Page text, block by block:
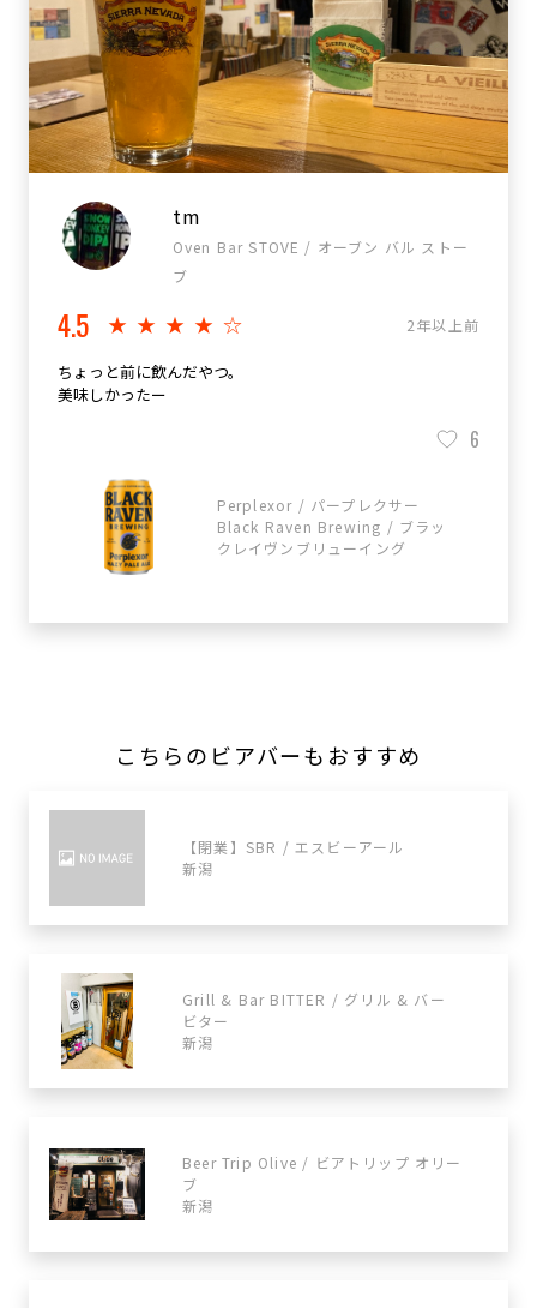
tm
Oven Bar STOVE / オーブン バル ストー
ブ
4.5 ★★★★☆ 2年以上前
ちょっと前に飲んだやつ。
美味しかったー
6
Perplexor / パープレクサー
Black Raven Brewing / ブラッ
クレイヴンブリューイング
こちらのビアバーもおすすめ
【閉業】SBR / エスビーアール
新潟
Grill & Bar BITTER / グリル & バー
ビター
新潟
Beer Trip Olive / ビアトリップ オリー
ブ
新潟